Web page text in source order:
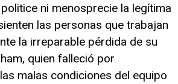
ni menosprecie la legítima
las personas que trabajan
la irreparable pérdida de su
quien falleció por
malas condiciones del equipo